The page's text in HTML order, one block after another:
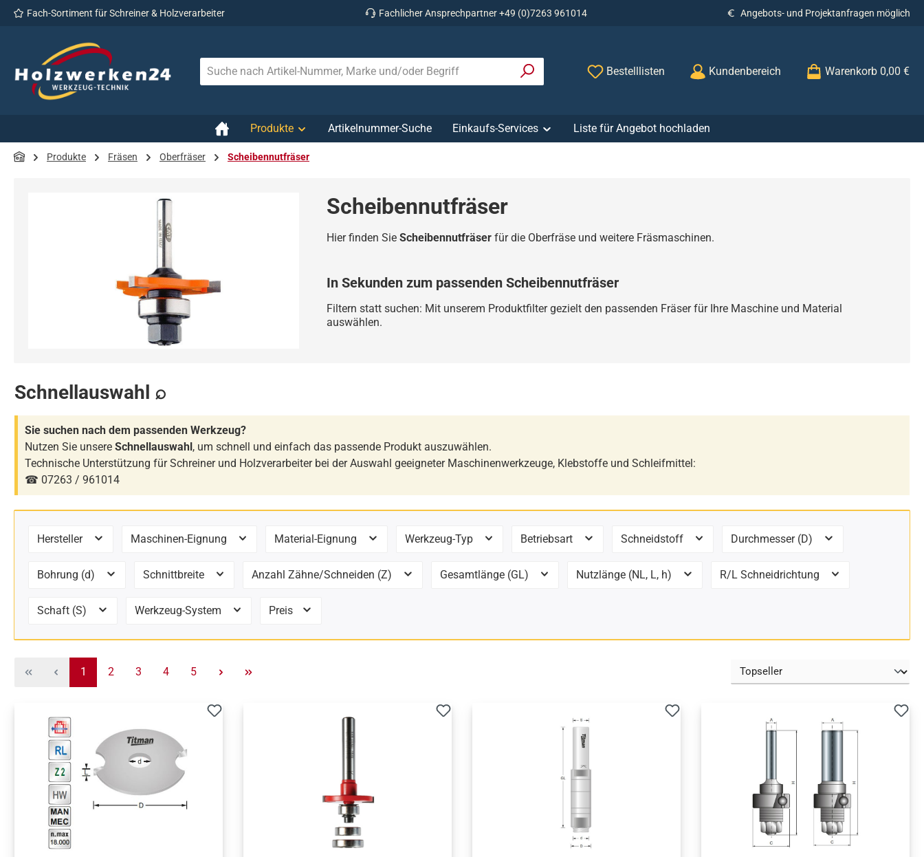
Hauptinhalt springen
Zur Suche springen
Zur Hauptnavigation springen
Fach-Sortiment für Schreiner & Holzverarbeiter Fachlicher Ansprechpartner +49 (0)7263 961014 Angebots- und Projektanfragen möglich
Bestelllisten Kundenbereich Warenkorb 0,00 €
Produkte Artikelnummer-Suche Einkaufs-Services Liste für Angebot hochladen
Produkte Fräsen Oberfräser Scheibennutfräser
Scheibennutfräser
Hier finden Sie Scheibennutfräser für die Oberfräse und weitere Fräsmaschinen.
In Sekunden zum passenden Scheibennutfräser
Filtern statt suchen: Mit unserem Produktfilter gezielt den passenden Fräser für Ihre Maschine und Material
auswählen.
Schnellauswahl ⌕
Sie suchen nach dem passenden Werkzeug?
Nutzen Sie unsere Schnellauswahl, um schnell und einfach das passende Produkt auszuwählen.
Technische Unterstützung für Schreiner und Holzverarbeiter bei der Auswahl geeigneter Maschinenwerkzeuge, Klebstoffe und Schleifmittel:
☎ 07263 / 961014
Hersteller Maschinen-Eignung Material-Eignung Werkzeug-Typ Betriebsart Schneidstoff Durchmesser (D)
Bohrung (d) Schnittbreite Anzahl Zähne/Schneiden (Z) Gesamtlänge (GL) Nutzlänge (NL, L, h) R/L Schneidrichtung
Schaft (S) Werkzeug-System Preis
Seite
1 Seite
2 Seite
3 Seite
4 Seite
5